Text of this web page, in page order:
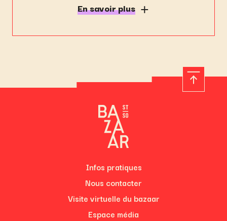
En savoir plus
Infos pratiques
Nous contacter
Visite virtuelle du bazaar
Espace média